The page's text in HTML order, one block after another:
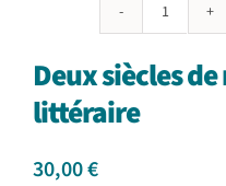
quantité
Deux
Deux siècles
littéraire
30,00€